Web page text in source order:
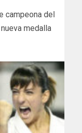
campeona del
medalla